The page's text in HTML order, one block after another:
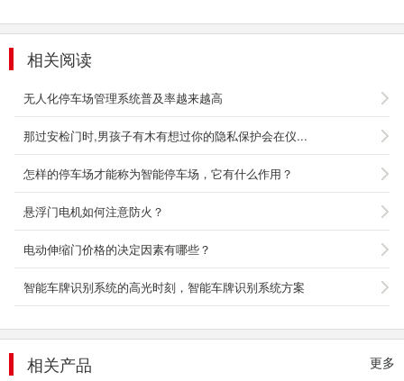
相关阅读
无人化停车场管理系统普及率越来越高
那过安检门时,男孩子有木有想过你的隐私保护会在仪...
怎样的停车场才能称为智能停车场，它有什么作用？
悬浮门电机如何注意防火？
电动伸缩门价格的决定因素有哪些？
智能车牌识别系统的高光时刻，智能车牌识别系统方案
更多
相关产品
警务亭4
警务亭常用规格：2.0*2.0*3.3米 2.0*2.5*3.3米
1.2*1.5*2.8M 1.5*1.5*2.8M1.5*1.7*2.8M
1.8*1.8*2.8...